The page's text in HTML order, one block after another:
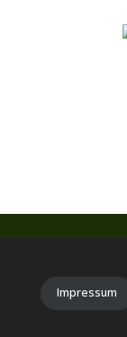
Impressum